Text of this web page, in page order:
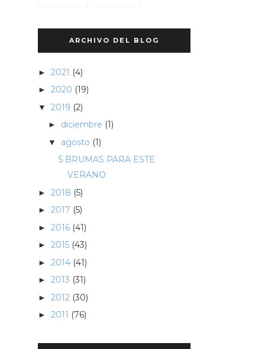
ARCHIVO DEL BLOG
► 2021 (4)
► 2020 (19)
▼ 2019 (2)
► diciembre (1)
▼ agosto (1)
5 BRUMAS PARA ESTE
VERANO
► 2018 (5)
► 2017 (5)
► 2016 (41)
► 2015 (43)
► 2014 (41)
► 2013 (31)
► 2012 (30)
► 2011 (76)